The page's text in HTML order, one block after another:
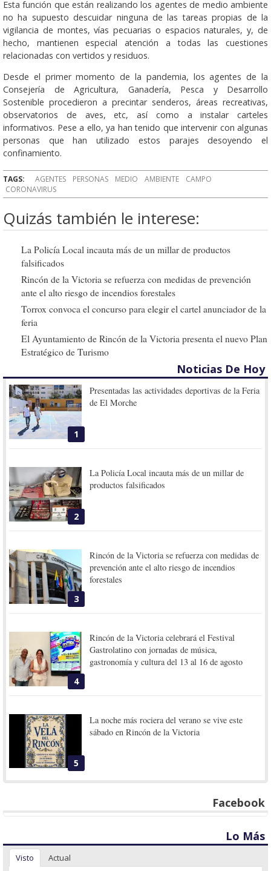
Esta función que están realizando los agentes de medio ambiente
no ha supuesto descuidar ninguna de las tareas propias de la
vigilancia de montes, vías pecuarias o espacios naturales, y, de
hecho, mantienen especial atención a todas las cuestiones
relacionadas con vertidos y residuos.
Desde el primer momento de la pandemia, los agentes de la
Consejería de Agricultura, Ganadería, Pesca y Desarrollo
Sostenible procedieron a precintar senderos, áreas recreativas,
observatorios de aves, etc, así como a instalar carteles
informativos. Pese a ello, ya han tenido que intervenir con algunas
personas que han utilizado estos parajes desoyendo el
confinamiento.
TAGS: AGENTES PERSONAS MEDIO AMBIENTE
CAMPO
CORONAVIRUS
Quizás también le interese:
La Policía Local incauta más de un millar de productos
falsificados
Rincón de la Victoria se refuerza con medidas de prevención
ante el alto riesgo de incendios forestales
Torrox convoca el concurso para elegir el cartel anunciador de la
feria
El Ayuntamiento de Rincón de la Victoria presenta el nuevo Plan
Estratégico de Turismo
Noticias De Hoy
1
Presentadas las actividades deportivas de la Feria
de El Morche
2
La Policía Local incauta más de un millar de
productos falsificados
3
Rincón de la Victoria se refuerza con medidas de
prevención ante el alto riesgo de incendios
forestales
4
Rincón de la Victoria celebrará el Festival
Gastrolatino con jornadas de música,
gastronomía y cultura del 13 al 16 de agosto
5
La noche más rociera del verano se vive este
sábado en Rincón de la Victoria
Facebook
Lo Más
Visto Actual